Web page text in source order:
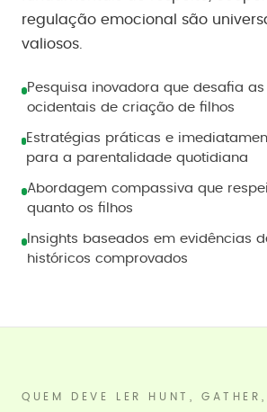
regulação emocional são
valiosos.
Pesquisa inovadora que desafia
ocidentais de criação de filhos
Estratégias práticas e
para a parentalidade quotidiana
Abordagem compassiva que
quanto os filhos
Insights baseados em evidências
históricos comprovados
QUEM DEVE LER HUNT,